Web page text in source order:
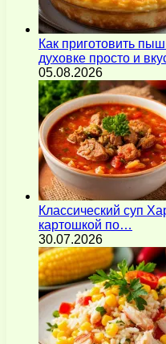
Как приготовить
духовке просто и
05.08.2026
Классический суп
картошкой по…
30.07.2026